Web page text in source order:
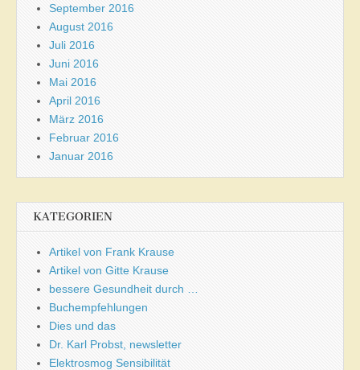
September 2016
August 2016
Juli 2016
Juni 2016
Mai 2016
April 2016
März 2016
Februar 2016
Januar 2016
KATEGORIEN
Artikel von Frank Krause
Artikel von Gitte Krause
bessere Gesundheit durch …
Buchempfehlungen
Dies und das
Dr. Karl Probst, newsletter
Elektrosmog Sensibilität